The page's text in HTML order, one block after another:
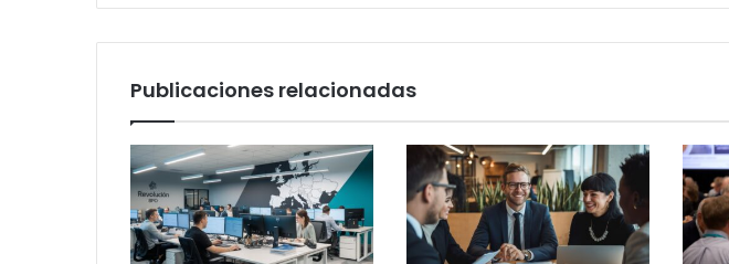
Publicaciones relacionadas